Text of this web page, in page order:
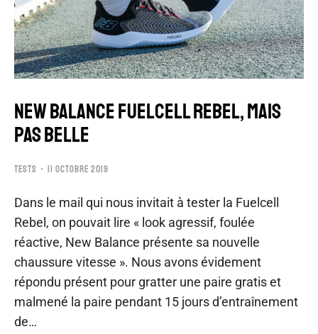
NEW BALANCE FUELCELL REBEL, MAIS
PAS BELLE
TESTS 11 OCTOBRE 2019
Dans le mail qui nous invitait à tester la Fuelcell
Rebel, on pouvait lire « look agressif, foulée
réactive, New Balance présente sa nouvelle
chaussure vitesse ». Nous avons évidement
répondu présent pour gratter une paire gratis et
malmené la paire pendant 15 jours d’entraînement
de…